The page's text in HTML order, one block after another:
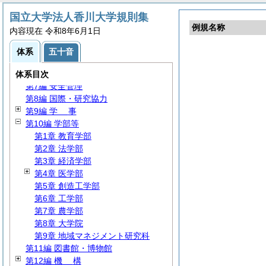
例規名称
国立大学法人香川大学規則集
内容現在 令和8年6月1日
体系 五十音
体系目次
第1編基本
第2編 運 営
第3編総 務
第4編人事
第5編財務
第6編
第7編 安全管理
第8編 国際・研究協力
第9編 学 事
第10編 学部等
第1章 教育学部
第2章 法学部
第3章 経済学部
第4章 医学部
第5章 創造工学部
第6章 工学部
第7章 農学部
第8章 大学院
第9章 地域マネジメント研究科
第11編 図書館・博物館
第12編 機 構